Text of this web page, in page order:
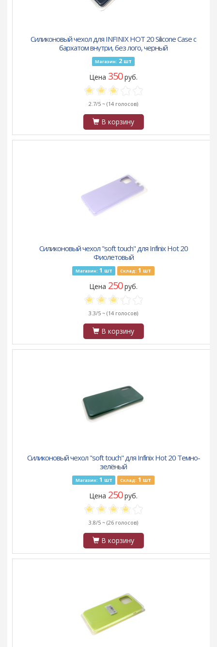
Силиконовый чехол для INFINIX HOT 20 Silicone Case с
бархатом внутри, без лого, черный
Магазин: 2 шт
Цена 350руб.
2.7/5 ~ (14 голосов)
В корзину
Силиконовый чехол "soft touch" для Infinix Hot 20
Фиолетовый
Магазин: 1 шт Склад: 1 шт
Цена 250руб.
3.3/5 ~ (14 голосов)
В корзину
Силиконовый чехол "soft touch" для Infinix Hot 20 Темно-
зелёный
Магазин: 1 шт Склад: 1 шт
Цена 250руб.
3.8/5 ~ (26 голосов)
В корзину